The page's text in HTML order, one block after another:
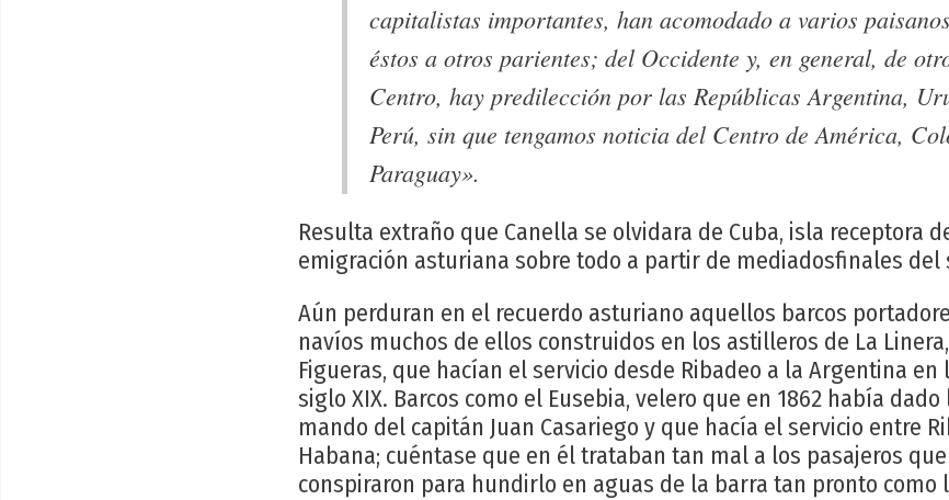
capitalistas importantes, han acomodado a varios
éstos a otros parientes; del Occidente y, en general, de
Centro, hay predilección por las Repúblicas Argentina,
Perú, sin que tengamos noticia del Centro de América,
Paraguay».
Resulta extraño que Canella se olvidara de Cuba, isla receptora
emigración asturiana sobre todo a partir de mediadosfinales del
Aún perduran en el recuerdo asturiano aquellos barcos
navíos muchos de ellos construidos en los astilleros de La
Figueras, que hacían el servicio desde Ribadeo a la Argentina
siglo XIX. Barcos como el Eusebia, velero que en 1862 había
mando del capitán Juan Casariego y que hacía el servicio entre
Habana; cuéntase que en él trataban tan mal a los pasajeros
conspiraron para hundirlo en aguas de la barra tan pronto como